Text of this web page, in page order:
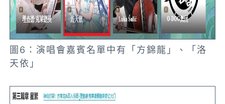
圖6：演唱會嘉賓名單中有「方錦龍」、「洛
天依」